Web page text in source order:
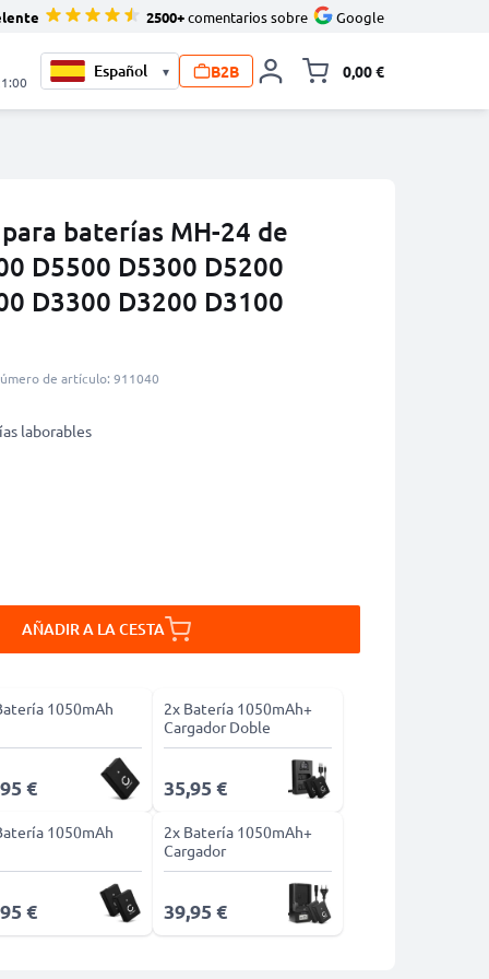
2500+comentarios sobre Google
▾ B2B 0,00 €
baterías MH-24 de
D5500 D5300 D5200
D3300 D3200 D3100
de artículo: 911040
laborables
AÑADIR A LA CESTA
1050mAh
€
2x Batería 1050mAh+
Cargador Doble
35,95 €
1050mAh
€
2x Batería 1050mAh+
Cargador
39,95 €